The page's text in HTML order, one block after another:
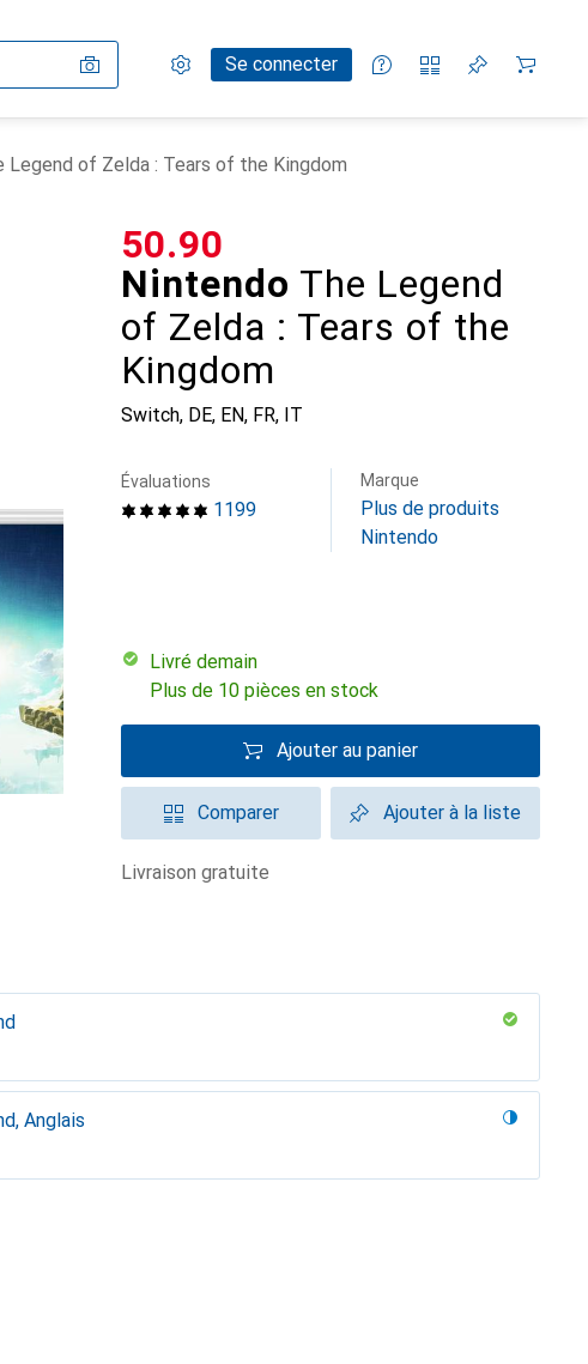
Paramètres
Compte clientSe connecter
Listes de comparaison
Listes d'envies
Panier
Legend of Zelda : Tears of the Kingdom
Nintendo The Legend
of Zelda : Tears of the
Kingdom
Switch, DE, EN, FR, IT
CHF
50.90
1199
Évaluations Marque
Plus de produits
Nintendo
Livré demain
Plus de 10 pièces en stock
Ajouter au panier
Comparer Ajouter à la liste
livraison gratuite
Anglais